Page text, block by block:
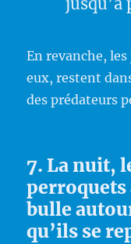
En revanche,
eux, restent
des prédateurs
7. La nuit,
perroquets
bulle
qu’ils se